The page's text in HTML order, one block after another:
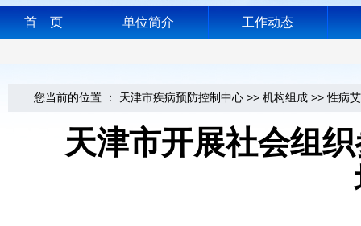
首 页 单位简介 工作动态
您当前的位置 ： 天津市疾病预防控制中心 >> 机构组成 >>性病
天津市开展社会组